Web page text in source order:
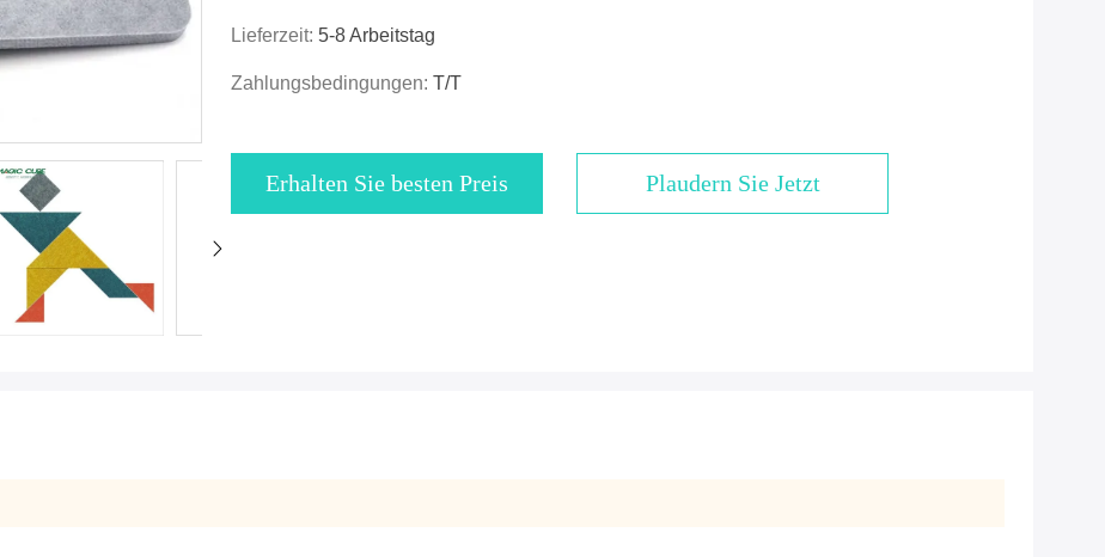
Lieferzeit: 5-8 Arbeitstag
Zahlungsbedingungen: T/T
Erhalten Sie besten Preis Plaudern Sie Jetzt